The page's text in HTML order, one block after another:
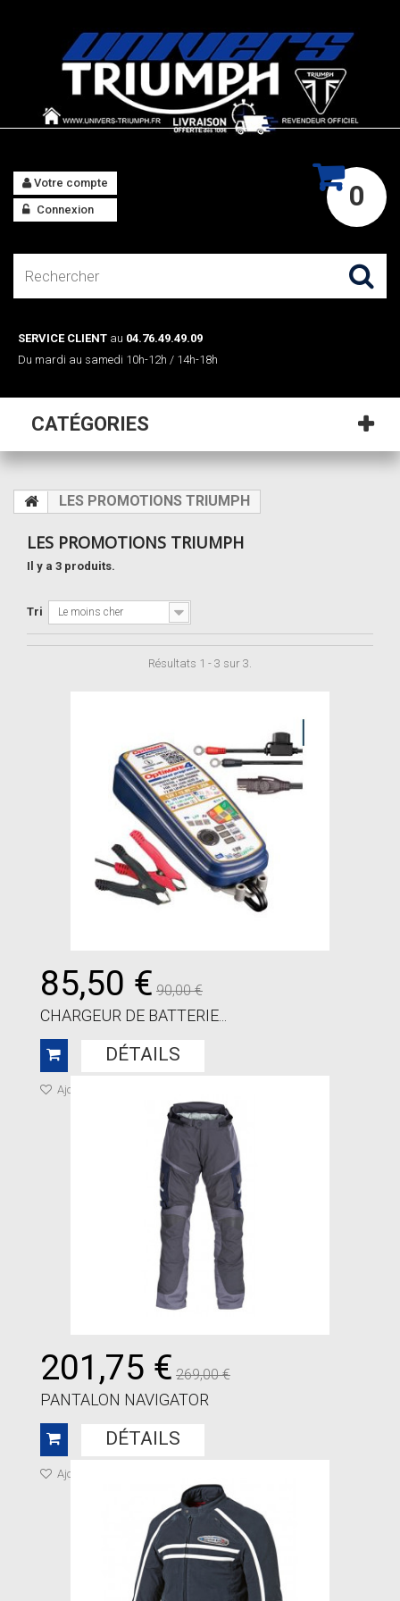
0
Votre compte
Connexion
SERVICE CLIENT au 04.76.49.49.09
Du mardi au samedi 10h-12h / 14h-18h
CATÉGORIES
LES PROMOTIONS TRIUMPH
LES PROMOTIONS TRIUMPH
Il y a 3 produits.
Tri Le moins cher
Résultats 1 - 3 sur 3.
85,50 € 90,00 €
CHARGEUR DE BATTERIE...
DÉTAILS
Ajouter à ma liste de cadeaux
201,75 € 269,00 €
PANTALON NAVIGATOR
DÉTAILS
Ajouter à ma liste de cadeaux